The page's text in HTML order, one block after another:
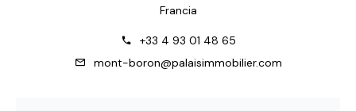
Francia
+33 4 93 01 48 65
mont-boron@palaisimmobilier.com